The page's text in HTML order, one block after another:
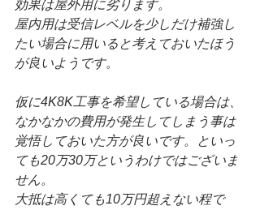
効果は屋外用に劣ります。
屋内用は受信レベルを少しだけ補強し
たい場合に用いると考えておいたほう
が良いようです。
仮に4K8K工事を希望している場合は、
なかなかの費用が発生してしまう事は
覚悟しておいた方が良いです。といっ
ても20万30万というわけではございま
せん。
大抵は高くても10万円超えない程で